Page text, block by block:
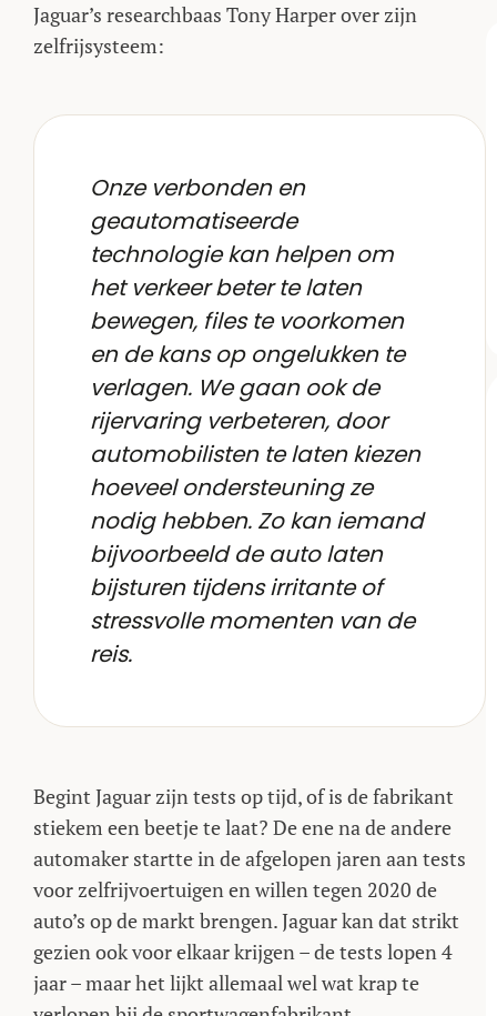
Jaguar’s researchbaas Tony Harper over zijn
zelfrijsysteem:
Onze verbonden en
geautomatiseerde
technologie kan helpen om
het verkeer beter te laten
bewegen, files te voorkomen
en de kans op ongelukken te
verlagen. We gaan ook de
rijervaring verbeteren, door
automobilisten te laten kiezen
hoeveel ondersteuning ze
nodig hebben. Zo kan iemand
bijvoorbeeld de auto laten
bijsturen tijdens irritante of
stressvolle momenten van de
reis.
Begint Jaguar zijn tests op tijd, of is de fabrikant
stiekem een beetje te laat? De ene na de andere
automaker startte in de afgelopen jaren aan tests
voor zelfrijvoertuigen en willen tegen 2020 de
auto’s op de markt brengen. Jaguar kan dat strikt
gezien ook voor elkaar krijgen – de tests lopen 4
jaar – maar het lijkt allemaal wel wat krap te